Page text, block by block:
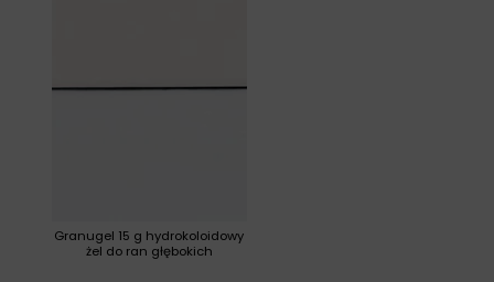
Granugel 15 g hydrokoloidowy
żel do ran głębokich